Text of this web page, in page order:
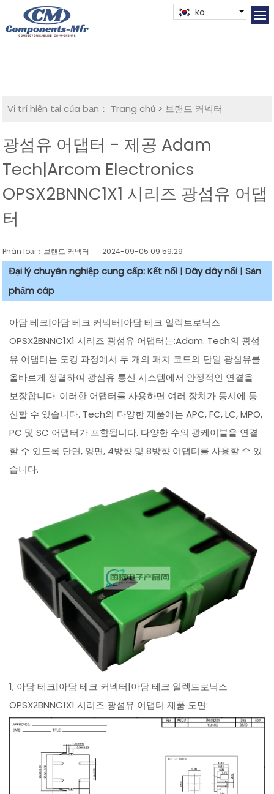
ko
Vị trí hiện tại của bạn： Trang chủ > 브랜드 커넥터
광섬유 어댑터 - 제공 Adam
Tech|Arcom Electronics
OPSX2BNNC1X1 시리즈 광섬유 어댑
터
Phân loại：브랜드 커넥터 2024-09-05 09:59:29
Đại lý chuyên nghiệp cung cấp: Kết nối | Dây dây nối | Sản
phẩm cáp
아담 테크|아담 테크 커넥터|아담 테크 일렉트로닉스
OPSX2BNNC1X1 시리즈 광섬유 어댑터는:Adam. Tech의 광섬
유 어댑터는 도킹 과정에서 두 개의 패치 코드의 단일 광섬유를
올바르게 정렬하여 광섬유 통신 시스템에서 안정적인 연결을
보장합니다. 이러한 어댑터를 사용하면 여러 장치가 동시에 통
신할 수 있습니다. Tech의 다양한 제품에는 APC, FC, LC, MPO,
PC 및 SC 어댑터가 포함됩니다. 다양한 수의 광케이블을 연결
할 수 있도록 단면, 양면, 4방향 및 8방향 어댑터를 사용할 수 있
습니다.
1, 아담 테크|아담 테크 커넥터|아담 테크 일렉트로닉스
OPSX2BNNC1X1 시리즈 광섬유 어댑터 제품 도면: